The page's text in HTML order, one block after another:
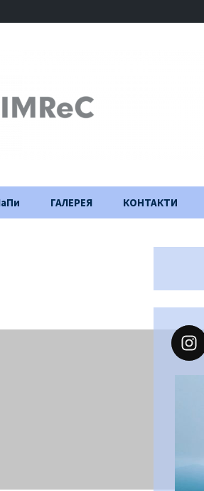
ГАЛЕРЕЯ КОНТАКТИ